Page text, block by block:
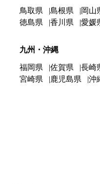
鳥取県 島根県 岡山
徳島県
香川県 愛媛
九州・沖縄
福岡県 佐賀県 長崎
宮崎県
鹿児島県 沖